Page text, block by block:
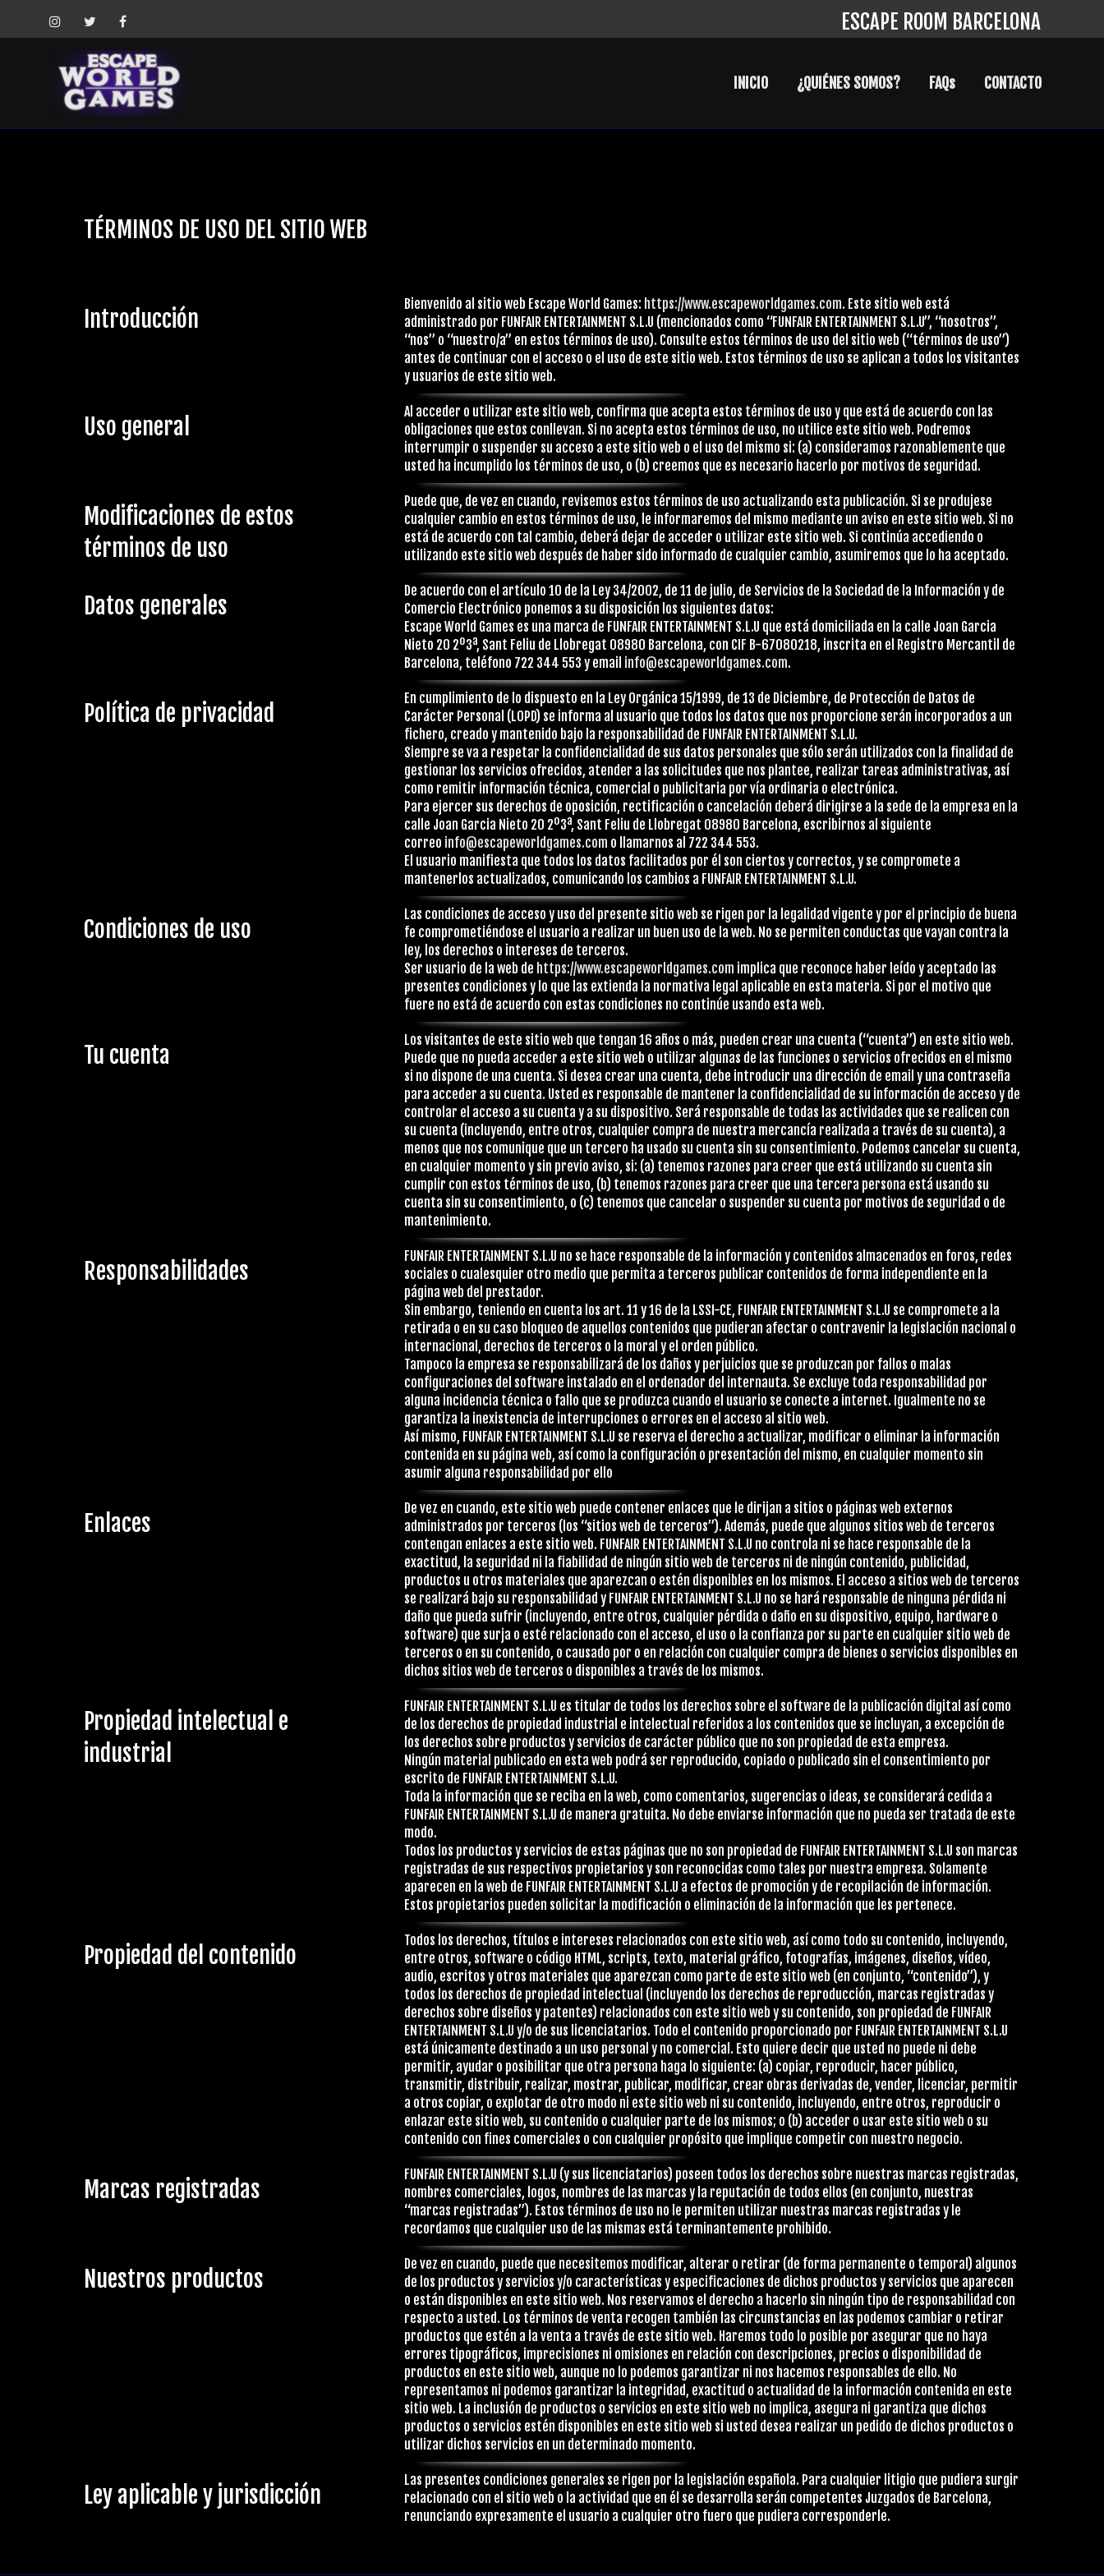
ESCAPE ROOM BARCELONA
INICIO ¿QUIÉNES SOMOS? FAQs CONTACTO
TÉRMINOS DE USO DEL SITIO WEB
Introducción
Bienvenido al sitio web Escape World Games: https://www.escapeworldgames.com. Este sitio web está
administrado por FUNFAIR ENTERTAINMENT S.L.U (mencionados como “FUNFAIR ENTERTAINMENT S.L.U”, “nosotros”,
“nos” o “nuestro/a” en estos términos de uso). Consulte estos términos de uso del sitio web (“términos de uso”)
antes de continuar con el acceso o el uso de este sitio web. Estos términos de uso se aplican a todos los visitantes
y usuarios de este sitio web.
Uso general
Al acceder o utilizar este sitio web, confirma que acepta estos términos de uso y que está de acuerdo con las
obligaciones que estos conllevan. Si no acepta estos términos de uso, no utilice este sitio web. Podremos
interrumpir o suspender su acceso a este sitio web o el uso del mismo si: (a) consideramos razonablemente que
usted ha incumplido los términos de uso, o (b) creemos que es necesario hacerlo por motivos de seguridad.
Modificaciones de estos
términos de uso
Puede que, de vez en cuando, revisemos estos términos de uso actualizando esta publicación. Si se produjese
cualquier cambio en estos términos de uso, le informaremos del mismo mediante un aviso en este sitio web. Si no
está de acuerdo con tal cambio, deberá dejar de acceder o utilizar este sitio web. Si continúa accediendo o
utilizando este sitio web después de haber sido informado de cualquier cambio, asumiremos que lo ha aceptado.
Datos generales
De acuerdo con el artículo 10 de la Ley 34/2002, de 11 de julio, de Servicios de la Sociedad de la Información y de
Comercio Electrónico ponemos a su disposición los siguientes datos:
Escape World Games es una marca de FUNFAIR ENTERTAINMENT S.L.U que está domiciliada en la calle Joan Garcia
Nieto 20 2º3ª, Sant Feliu de Llobregat 08980 Barcelona, con CIF B-67080218, inscrita en el Registro Mercantil de
Barcelona, teléfono 722 344 553 y email info@escapeworldgames.com.
Política de privacidad
En cumplimiento de lo dispuesto en la Ley Orgánica 15/1999, de 13 de Diciembre, de Protección de Datos de
Carácter Personal (LOPD) se informa al usuario que todos los datos que nos proporcione serán incorporados a un
fichero, creado y mantenido bajo la responsabilidad de FUNFAIR ENTERTAINMENT S.L.U.
Siempre se va a respetar la confidencialidad de sus datos personales que sólo serán utilizados con la finalidad de
gestionar los servicios ofrecidos, atender a las solicitudes que nos plantee, realizar tareas administrativas, así
como remitir información técnica, comercial o publicitaria por vía ordinaria o electrónica.
Para ejercer sus derechos de oposición, rectificación o cancelación deberá dirigirse a la sede de la empresa en la
calle Joan Garcia Nieto 20 2º3ª, Sant Feliu de Llobregat 08980 Barcelona, escribirnos al siguiente
correo info@escapeworldgames.com o llamarnos al 722 344 553.
El usuario manifiesta que todos los datos facilitados por él son ciertos y correctos, y se compromete a
mantenerlos actualizados, comunicando los cambios a FUNFAIR ENTERTAINMENT S.L.U.
Condiciones de uso
Las condiciones de acceso y uso del presente sitio web se rigen por la legalidad vigente y por el principio de buena
fe comprometiéndose el usuario a realizar un buen uso de la web. No se permiten conductas que vayan contra la
ley, los derechos o intereses de terceros.
Ser usuario de la web de https://www.escapeworldgames.com implica que reconoce haber leído y aceptado las
presentes condiciones y lo que las extienda la normativa legal aplicable en esta materia. Si por el motivo que
fuere no está de acuerdo con estas condiciones no continúe usando esta web.
Tu cuenta
Los visitantes de este sitio web que tengan 16 años o más, pueden crear una cuenta (“cuenta”) en este sitio web.
Puede que no pueda acceder a este sitio web o utilizar algunas de las funciones o servicios ofrecidos en el mismo
si no dispone de una cuenta. Si desea crear una cuenta, debe introducir una dirección de email y una contraseña
para acceder a su cuenta. Usted es responsable de mantener la confidencialidad de su información de acceso y de
controlar el acceso a su cuenta y a su dispositivo. Será responsable de todas las actividades que se realicen con
su cuenta (incluyendo, entre otros, cualquier compra de nuestra mercancía realizada a través de su cuenta), a
menos que nos comunique que un tercero ha usado su cuenta sin su consentimiento. Podemos cancelar su cuenta,
en cualquier momento y sin previo aviso, si: (a) tenemos razones para creer que está utilizando su cuenta sin
cumplir con estos términos de uso, (b) tenemos razones para creer que una tercera persona está usando su
cuenta sin su consentimiento, o (c) tenemos que cancelar o suspender su cuenta por motivos de seguridad o de
mantenimiento.
Responsabilidades
FUNFAIR ENTERTAINMENT S.L.U no se hace responsable de la información y contenidos almacenados en foros, redes
sociales o cualesquier otro medio que permita a terceros publicar contenidos de forma independiente en la
página web del prestador.
Sin embargo, teniendo en cuenta los art. 11 y 16 de la LSSI-CE, FUNFAIR ENTERTAINMENT S.L.U se compromete a la
retirada o en su caso bloqueo de aquellos contenidos que pudieran afectar o contravenir la legislación nacional o
internacional, derechos de terceros o la moral y el orden público.
Tampoco la empresa se responsabilizará de los daños y perjuicios que se produzcan por fallos o malas
configuraciones del software instalado en el ordenador del internauta. Se excluye toda responsabilidad por
alguna incidencia técnica o fallo que se produzca cuando el usuario se conecte a internet. Igualmente no se
garantiza la inexistencia de interrupciones o errores en el acceso al sitio web.
Así mismo, FUNFAIR ENTERTAINMENT S.L.U se reserva el derecho a actualizar, modificar o eliminar la información
contenida en su página web, así como la configuración o presentación del mismo, en cualquier momento sin
asumir alguna responsabilidad por ello
Enlaces
De vez en cuando, este sitio web puede contener enlaces que le dirijan a sitios o páginas web externos
administrados por terceros (los “sitios web de terceros”). Además, puede que algunos sitios web de terceros
contengan enlaces a este sitio web. FUNFAIR ENTERTAINMENT S.L.U no controla ni se hace responsable de la
exactitud, la seguridad ni la fiabilidad de ningún sitio web de terceros ni de ningún contenido, publicidad,
productos u otros materiales que aparezcan o estén disponibles en los mismos. El acceso a sitios web de terceros
se realizará bajo su responsabilidad y FUNFAIR ENTERTAINMENT S.L.U no se hará responsable de ninguna pérdida ni
daño que pueda sufrir (incluyendo, entre otros, cualquier pérdida o daño en su dispositivo, equipo, hardware o
software) que surja o esté relacionado con el acceso, el uso o la confianza por su parte en cualquier sitio web de
terceros o en su contenido, o causado por o en relación con cualquier compra de bienes o servicios disponibles en
dichos sitios web de terceros o disponibles a través de los mismos.
Propiedad intelectual e
industrial
FUNFAIR ENTERTAINMENT S.L.U es titular de todos los derechos sobre el software de la publicación digital así como
de los derechos de propiedad industrial e intelectual referidos a los contenidos que se incluyan, a excepción de
los derechos sobre productos y servicios de carácter público que no son propiedad de esta empresa.
Ningún material publicado en esta web podrá ser reproducido, copiado o publicado sin el consentimiento por
escrito de FUNFAIR ENTERTAINMENT S.L.U.
Toda la información que se reciba en la web, como comentarios, sugerencias o ideas, se considerará cedida a
FUNFAIR ENTERTAINMENT S.L.U de manera gratuita. No debe enviarse información que no pueda ser tratada de este
modo.
Todos los productos y servicios de estas páginas que no son propiedad de FUNFAIR ENTERTAINMENT S.L.U son marcas
registradas de sus respectivos propietarios y son reconocidas como tales por nuestra empresa. Solamente
aparecen en la web de FUNFAIR ENTERTAINMENT S.L.U a efectos de promoción y de recopilación de información.
Estos propietarios pueden solicitar la modificación o eliminación de la información que les pertenece.
Propiedad del contenido
Todos los derechos, títulos e intereses relacionados con este sitio web, así como todo su contenido, incluyendo,
entre otros, software o código HTML, scripts, texto, material gráfico, fotografías, imágenes, diseños, vídeo,
audio, escritos y otros materiales que aparezcan como parte de este sitio web (en conjunto, “contenido”), y
todos los derechos de propiedad intelectual (incluyendo los derechos de reproducción, marcas registradas y
derechos sobre diseños y patentes) relacionados con este sitio web y su contenido, son propiedad de FUNFAIR
ENTERTAINMENT S.L.U y/o de sus licenciatarios. Todo el contenido proporcionado por FUNFAIR ENTERTAINMENT S.L.U
está únicamente destinado a un uso personal y no comercial. Esto quiere decir que usted no puede ni debe
permitir, ayudar o posibilitar que otra persona haga lo siguiente: (a) copiar, reproducir, hacer público,
transmitir, distribuir, realizar, mostrar, publicar, modificar, crear obras derivadas de, vender, licenciar, permitir
a otros copiar, o explotar de otro modo ni este sitio web ni su contenido, incluyendo, entre otros, reproducir o
enlazar este sitio web, su contenido o cualquier parte de los mismos; o (b) acceder o usar este sitio web o su
contenido con fines comerciales o con cualquier propósito que implique competir con nuestro negocio.
Marcas registradas
FUNFAIR ENTERTAINMENT S.L.U (y sus licenciatarios) poseen todos los derechos sobre nuestras marcas registradas,
nombres comerciales, logos, nombres de las marcas y la reputación de todos ellos (en conjunto, nuestras
“marcas registradas”). Estos términos de uso no le permiten utilizar nuestras marcas registradas y le
recordamos que cualquier uso de las mismas está terminantemente prohibido.
Nuestros productos
De vez en cuando, puede que necesitemos modificar, alterar o retirar (de forma permanente o temporal) algunos
de los productos y servicios y/o características y especificaciones de dichos productos y servicios que aparecen
o están disponibles en este sitio web. Nos reservamos el derecho a hacerlo sin ningún tipo de responsabilidad con
respecto a usted. Los términos de venta recogen también las circunstancias en las podemos cambiar o retirar
productos que estén a la venta a través de este sitio web. Haremos todo lo posible por asegurar que no haya
errores tipográficos, imprecisiones ni omisiones en relación con descripciones, precios o disponibilidad de
productos en este sitio web, aunque no lo podemos garantizar ni nos hacemos responsables de ello. No
representamos ni podemos garantizar la integridad, exactitud o actualidad de la información contenida en este
sitio web. La inclusión de productos o servicios en este sitio web no implica, asegura ni garantiza que dichos
productos o servicios estén disponibles en este sitio web si usted desea realizar un pedido de dichos productos o
utilizar dichos servicios en un determinado momento.
Ley aplicable y jurisdicción
Las presentes condiciones generales se rigen por la legislación española. Para cualquier litigio que pudiera surgir
relacionado con el sitio web o la actividad que en él se desarrolla serán competentes Juzgados de Barcelona,
renunciando expresamente el usuario a cualquier otro fuero que pudiera corresponderle.